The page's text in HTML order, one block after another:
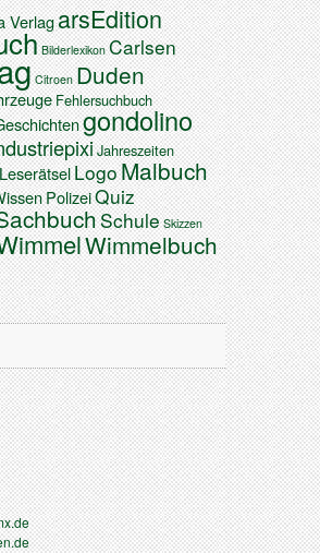
VerlagarsEdition
Bilderlexikon Carlsen
Citroen Duden
Fehlersuchbuch
gondolino
Jahreszeiten
LeserätselLogoMalbuch
PolizeiQuiz
Schule Skizzen
Wimmelbuch